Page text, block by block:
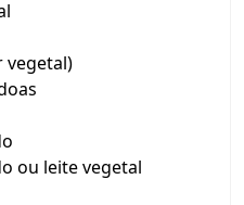
vegetal)
ou leite vegetal